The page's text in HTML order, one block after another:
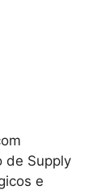
de Supply
e